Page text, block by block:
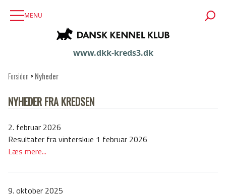
MENU
www.dkk-kreds3.dk
Forsiden > Nyheder
NYHEDER FRA KREDSEN
2. februar 2026
Resultater fra vinterskue 1 februar 2026
Læs mere...
9. oktober 2025